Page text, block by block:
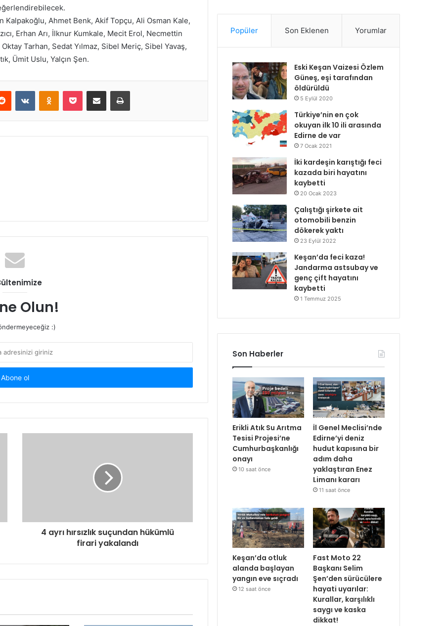
Ahmet Benk, Akif Topçu, Ali Osman Kale,
Erhan Arı, İlknur Kumkale, Mecit Erol, Necmettin
Tarhan, Sedat Yılmaz, Sibel Meriç, Sibel Yavaş,
Ümit Uslu, Yalçın Şen.
Olun!
:)
4 ayrı hırsızlık suçundan hükümlü
firari yakalandı
Popüler Son Eklenen Yorumlar
Eski Keşan Vaizesi Özlem
Güneş, eşi tarafından
öldürüldü
5 Eylül 2020
Türkiye’nin en çok
okuyan ilk 10 ili arasında
Edirne de var
7 Ocak 2021
İki kardeşin karıştığı feci
kazada biri hayatını
kaybetti
20 Ocak 2023
Çalıştığı şirkete ait
otomobili benzin
dökerek yaktı
23 Eylül 2022
Keşan’da feci kaza!
Jandarma astsubay ve
genç çift hayatını
kaybetti
1 Temmuz 2025
Son Haberler
Erikli Atık Su Arıtma
Tesisi Projesi’ne
Cumhurbaşkanlığı
onayı
10 saat önce
İl Genel Meclisi’nde
Edirne’yi deniz
hudut kapısına bir
adım daha
yaklaştıran Enez
Limanı kararı
11 saat önce
Keşan’da otluk
alanda başlayan
yangın eve sıçradı
12 saat önce
Fast Moto 22
Başkanı Selim
Şen’den sürücülere
hayati uyarılar:
Kurallar, karşılıklı
saygı ve kaska
dikkat!